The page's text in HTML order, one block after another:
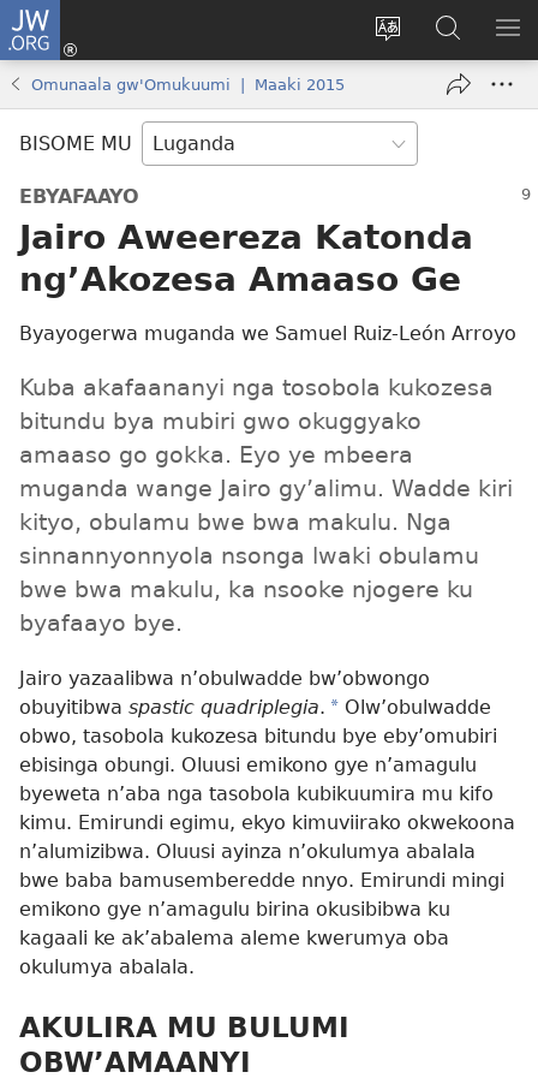
JW.ORG
Kyusa
Yingira
(opens
Noonya
ku
JW.ORG
Omunaala gw'Omukuumi | Maaki 2015
BISOME MU
EBYAFAAYO
Jairo Aweereza Katonda
ng’Akozesa Amaaso Ge
Byayogerwa muganda we Samuel Ruiz-León Arroyo
Kuba akafaananyi nga tosobola kukozesa
bitundu bya mubiri gwo okuggyako
amaaso go gokka. Eyo ye mbeera
muganda wange Jairo gy’alimu. Wadde kiri
kityo, obulamu bwe bwa makulu. Nga
sinnannyonnyola nsonga lwaki obulamu
bwe bwa makulu, ka nsooke njogere ku
byafaayo bye.
Jairo yazaalibwa n’obulwadde bw’obwongo
obuyitibwa spastic quadriplegia. * Olw’obulwadde
obwo, tasobola kukozesa bitundu bye eby’omubiri
ebisinga obungi. Oluusi emikono gye n’amagulu
byeweta n’aba nga tasobola kubikuumira mu kifo
kimu. Emirundi egimu, ekyo kimuviirako okwekoona
n’alumizibwa. Oluusi ayinza n’okulumya abalala
bwe baba bamusemberedde nnyo. Emirundi mingi
emikono gye n’amagulu birina okusibibwa ku
kagaali ke ak’abalema aleme kwerumya oba
okulumya abalala.
AKULIRA MU BULUMI
OBW’AMAANYI